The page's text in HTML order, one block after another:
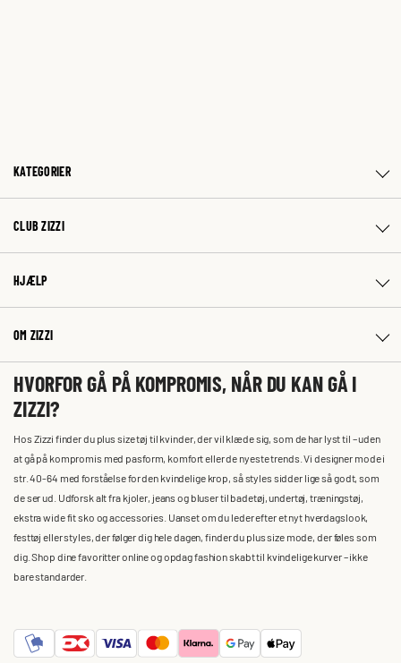
KATEGORIER
CLUB ZIZZI
HJÆLP
OM ZIZZI
HVORFOR GÅ PÅ KOMPROMIS, NÅR DU KAN GÅ I
ZIZZI?
Hos Zizzi finder du plus size tøj til kvinder, der vil klæde sig, som de har lyst til – uden
at gå på kompromis med pasform, komfort eller de nyeste trends. Vi designer mode i
str. 40-64 med forståelse for den kvindelige krop, så styles sidder lige så godt, som
de ser ud. Udforsk alt fra kjoler, jeans og bluser til badetøj, undertøj, træningstøj,
ekstra wide fit sko og accessories. Uanset om du leder efter et nyt hverdagslook,
festtøj eller styles, der følger dig hele dagen, finder du plus size mode, der føles som
dig. Shop dine favoritter online og opdag fashion skabt til kvindelige kurver – ikke
bare standarder.